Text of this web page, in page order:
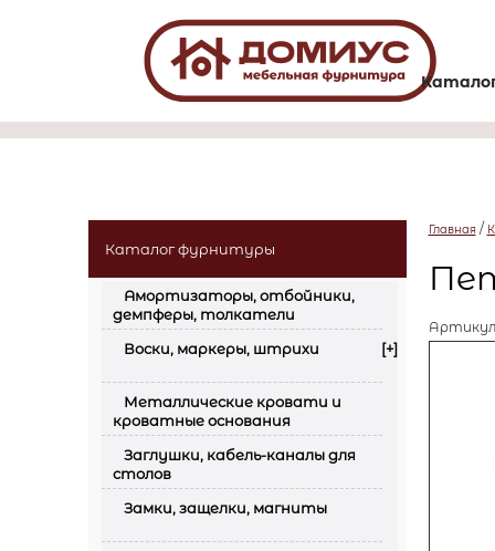
Каталог фурнитуры
Амортизаторы, отбойники,
демпферы, толкатели
Воски, маркеры, штрихи
[+]
Металлические кровати и
кроватные основания
Заглушки, кабель-каналы для
столов
Замки, защелки, магниты
Главная /